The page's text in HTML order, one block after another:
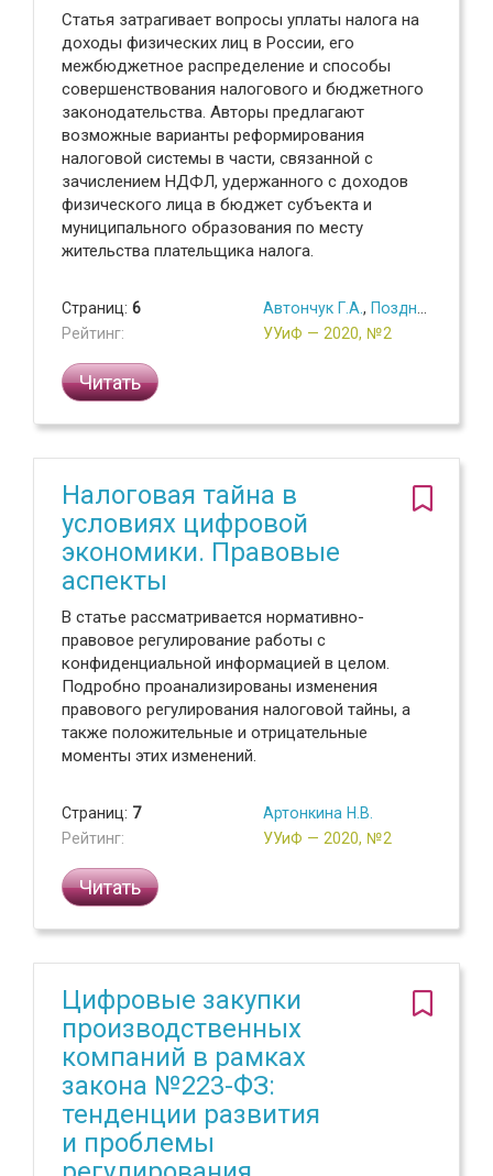
Статья затрагивает вопросы уплаты налога на
доходы физических лиц в России, его
межбюджетное распределение и способы
совершенствования налогового и бюджетного
законодательства. Авторы предлагают
возможные варианты реформирования
налоговой системы в части, связанной с
зачислением НДФЛ, удержанного с доходов
физического лица в бюджет субъекта и
муниципального образования по месту
жительства плательщика налога.
Страниц: 6
Рейтинг:
Автончук Г.А. , Поздняков Г.Е.
УУиФ — 2020, №2
Читать
Налоговая тайна в
условиях цифровой
экономики. Правовые
аспекты
В статье рассматривается нормативно-
правовое регулирование работы с
конфиденциальной информацией в целом.
Подробно проанализированы изменения
правового регулирования налоговой тайны, а
также положительные и отрицательные
моменты этих изменений.
Страниц: 7
Рейтинг:
Артонкина Н.В.
УУиФ — 2020, №2
Читать
Цифровые закупки
производственных
компаний в рамках
закона №223-ФЗ:
тенденции развития
и проблемы